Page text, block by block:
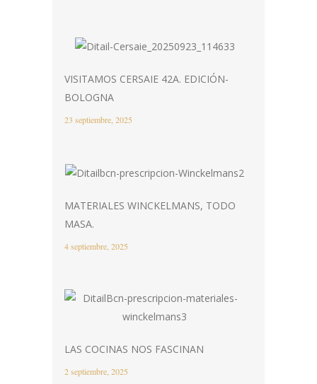
VISITAMOS CERSAIE 42A. EDICIÓN-
BOLOGNA
23 septiembre, 2025
MATERIALES WINCKELMANS, TODO
MASA.
4 septiembre, 2025
LAS COCINAS NOS FASCINAN
2 septiembre, 2025